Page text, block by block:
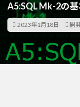
A5:SQL Mk-2の
2023年1月18日 開